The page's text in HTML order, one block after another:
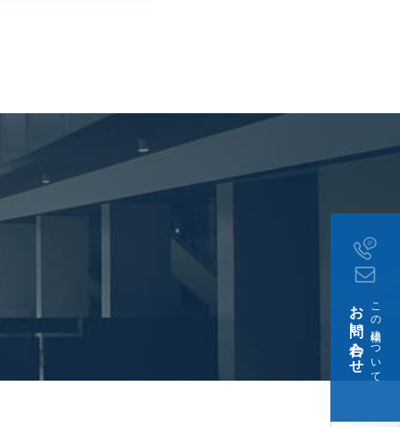
この建物について
お問い合わせ